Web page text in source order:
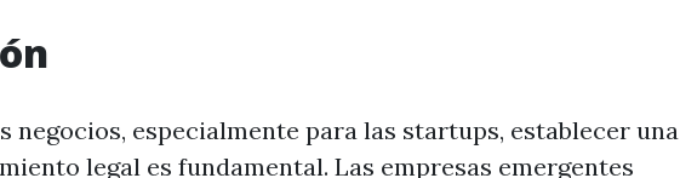
negocios, especialmente para las startups, establecer una
legal es fundamental. Las empresas emergentes